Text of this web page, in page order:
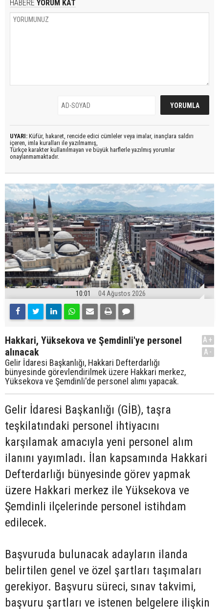
HABERE YORUM KAT
UYARI: Küfür, hakaret, rencide edici cümleler veya imalar, inançlara saldırı
içeren, imla kuralları ile yazılmamış,
Türkçe karakter kullanılmayan ve büyük harflerle yazılmış yorumlar
onaylanmamaktadır.
10:01 04 Ağustos 2026
Hakkari, Yüksekova ve Şemdinli'ye personel
alınacak
Gelir İdaresi Başkanlığı, Hakkari Defterdarlığı
bünyesinde görevlendirilmek üzere Hakkari merkez,
Yüksekova ve Şemdinli'de personel alımı yapacak.
A+
A-
Gelir İdaresi Başkanlığı (GİB), taşra
teşkilatındaki personel ihtiyacını
karşılamak amacıyla yeni personel alım
ilanını yayımladı. İlan kapsamında Hakkari
Defterdarlığı bünyesinde görev yapmak
üzere Hakkari merkez ile Yüksekova ve
Şemdinli ilçelerinde personel istihdam
edilecek.
Başvuruda bulunacak adayların ilanda
belirtilen genel ve özel şartları taşımaları
gerekiyor. Başvuru süreci, sınav takvimi,
başvuru şartları ve istenen belgelere ilişkin